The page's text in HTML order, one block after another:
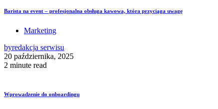
Barista na event – profesjonalna obsługa kawowa, która przyciąga uwagę
Marketing
byredakcja serwisu
20 października, 2025
2 minute read
Wprowadzenie do onboardingu